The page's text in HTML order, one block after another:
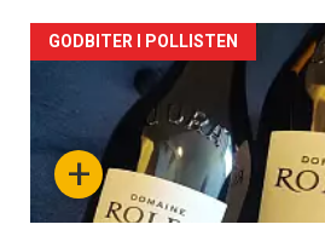
Forsiden
akkurat
nå+
GODBITER I POLLISTEN